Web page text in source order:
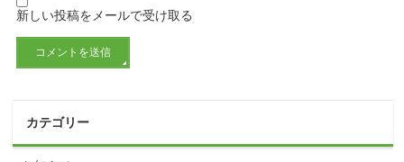
新しい投稿をメールで受け取る
カテゴリー